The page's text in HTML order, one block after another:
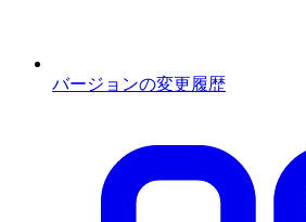
バージョンの変更履歴